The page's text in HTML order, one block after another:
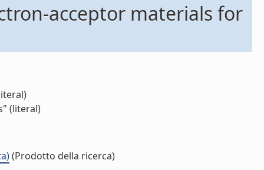
acceptor materials for
(literal)
(Prodotto della ricerca)